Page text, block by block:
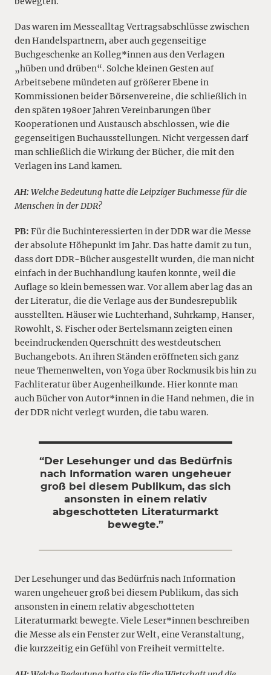
Das waren im Messealltag Vertragsabschlüsse zwischen
den Handelspartnern, aber auch gegenseitige
Buchgeschenke an Kolleg*innen aus den Verlagen
„hüben und drüben“. Solche kleinen Gesten auf
Arbeitsebene mündeten auf größerer Ebene in
Kommissionen beider Börsenvereine, die schließlich in
den späten 1980er Jahren Vereinbarungen über
Kooperationen und Austausch abschlossen, wie die
gegenseitigen Buchausstellungen. Nicht vergessen darf
man schließlich die Wirkung der Bücher, die mit den
Verlagen ins Land kamen.
AH: Welche Bedeutung hatte die Leipziger Buchmesse für die
Menschen in der DDR?
PB: Für die Buchinteressierten in der DDR war die Messe
der absolute Höhepunkt im Jahr. Das hatte damit zu tun,
dass dort DDR-Bücher ausgestellt wurden, die man nicht
einfach in der Buchhandlung kaufen konnte, weil die
Auflage so klein bemessen war. Vor allem aber lag das an
der Literatur, die die Verlage aus der Bundesrepublik
ausstellten. Häuser wie Luchterhand, Suhrkamp, Hanser,
Rowohlt, S. Fischer oder Bertelsmann zeigten einen
beeindruckenden Querschnitt des westdeutschen
Buchangebots. An ihren Ständen eröffneten sich ganz
neue Themenwelten, von Yoga über Rockmusik bis hin zu
Fachliteratur über Augenheilkunde. Hier konnte man
auch Bücher von Autor*innen in die Hand nehmen, die in
der DDR nicht verlegt wurden, die tabu waren.
“Der Lesehunger und das Bedürfnis
nach Information waren ungeheuer
groß bei diesem Publikum, das sich
ansonsten in einem relativ
abgeschotteten Literaturmarkt
bewegte.”
Der Lesehunger und das Bedürfnis nach Information
waren ungeheuer groß bei diesem Publikum, das sich
ansonsten in einem relativ abgeschotteten
Literaturmarkt bewegte. Viele Leser*innen beschreiben
die Messe als ein Fenster zur Welt, eine Veranstaltung,
die kurzzeitig ein Gefühl von Freiheit vermittelte.